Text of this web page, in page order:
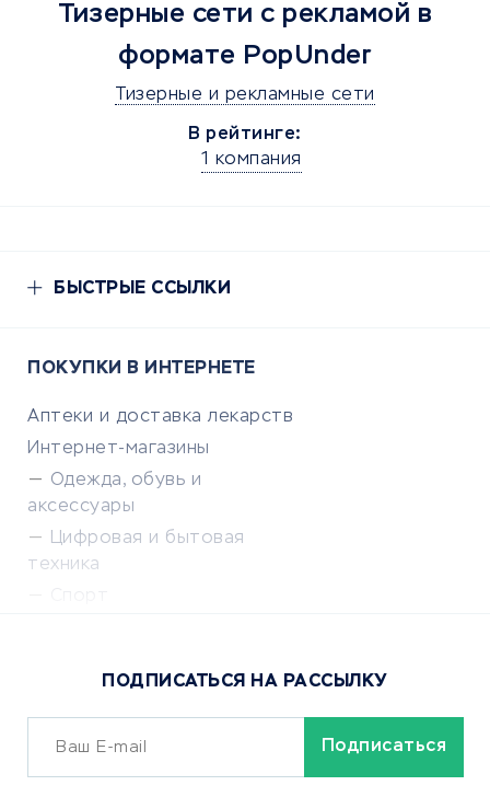
Тизерные сети с рекламой в
формате PopUnder
Тизерные и рекламные сети
В рейтинге:
1 компания
БЫСТРЫЕ ССЫЛКИ
ПОКУПКИ В ИНТЕРНЕТЕ
Аптеки и доставка лекарств
Интернет-магазины
Одежда, обувь и
аксессуары
Цифровая и бытовая
техника
Сервисы доставки
ОБУЧЕНИЕ И РАБОТА
ПОДПИСАТЬСЯ НА РАССЫЛКУ